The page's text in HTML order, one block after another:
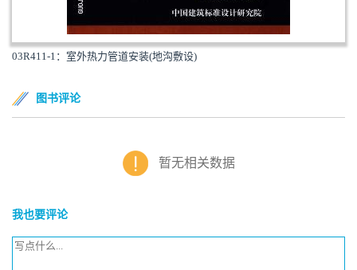
03R411-1：室外热力管道安装(地沟敷设)
图书评论
暂无相关数据
我也要评论